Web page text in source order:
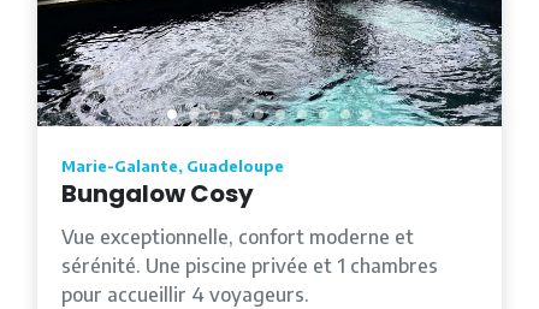
Marie-Galante, Guadeloupe
Bungalow Cosy
Vue exceptionnelle, confort moderne et
sérénité. Une piscine privée et 1 chambres
pour accueillir 4 voyageurs.